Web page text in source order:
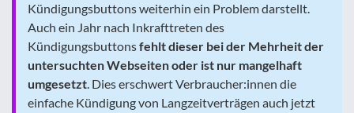
Kündigungsbuttons weiterhin ein Problem darstellt.
Auch ein Jahr nach Inkrafttreten des
Kündigungsbuttonsfehlt dieser bei der Mehrheit der
untersuchten Webseiten oder ist nur mangelhaft
umgesetzt. Dies erschwert Verbraucher:innen die
einfache Kündigung von Langzeitverträgen auch jetzt